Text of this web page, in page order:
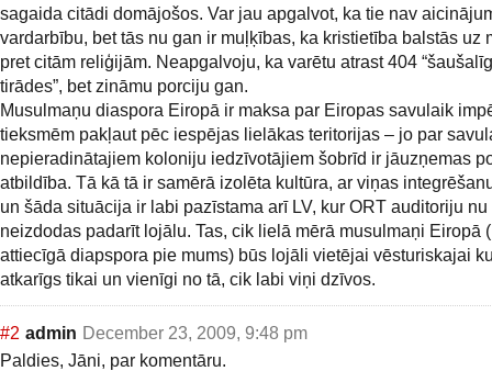
sagaida citādi domājošos. Var jau apgalvot, ka tie nav
vardarbību, bet tās nu gan ir muļķības, ka kristietība balstās uz
pret citām reliģijām. Neapgalvoju, ka varētu atrast 404
tirādes”, bet zināmu porciju gan.
Musulmaņu diaspora Eiropā ir maksa par Eiropas savulaik
tieksmēm pakļaut pēc iespējas lielākas teritorijas – jo par
nepieradinātajiem koloniju iedzīvotājiem šobrīd ir jāuzņemas
atbildība. Tā kā tā ir samērā izolēta kultūra, ar viņas
un šāda situācija ir labi pazīstama arī LV, kur ORT auditoriju
neizdodas padarīt lojālu. Tas, cik lielā mērā musulmaņi Eiropā
attiecīgā diapspora pie mums) būs lojāli vietējai vēsturiskajai
atkarīgs tikai un vienīgi no tā, cik labi viņi dzīvos.
#2 admin December 23, 2009, 9:48 pm
Paldies, Jāni, par komentāru.